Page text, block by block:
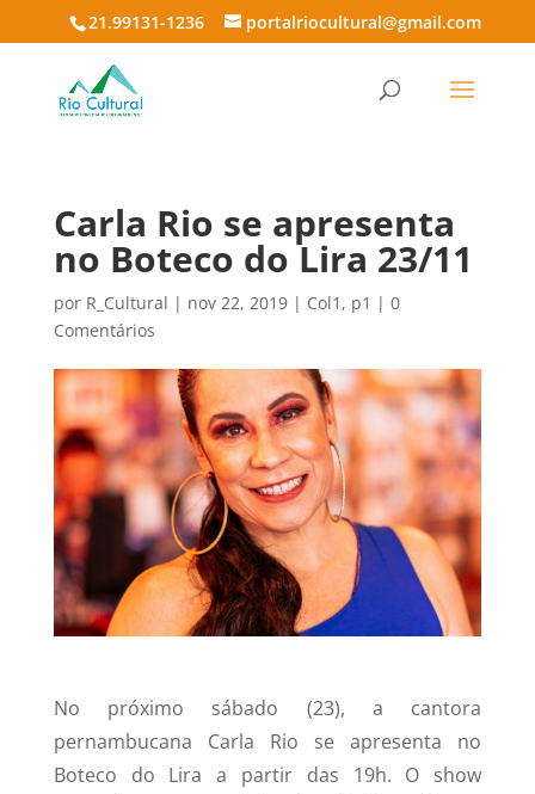
21.99131-1236 portalriocultural@gmail.com
Carla Rio se apresenta
no Boteco do Lira 23/11
por R_Cultural | nov 22, 2019| Col1 , p1 | 0
Comentários
No próximo sábado (23), a cantora
pernambucana Carla Rio se apresenta no
Boteco do Lira a partir das 19h. O show